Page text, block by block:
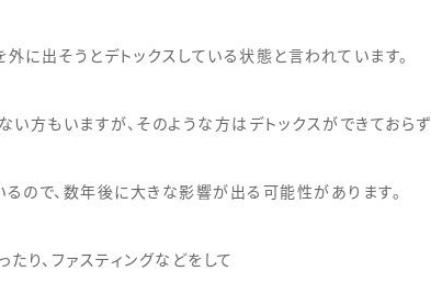
に出そうとデトックスしている状態と言われています。
い方もいますが、そのような方はデトックスができておらず
ので、数年後に大きな影響が出る可能性があります。
り、ファスティングなどをして